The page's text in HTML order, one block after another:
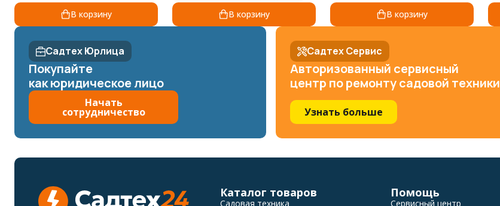
В корзину В корзину В корзину
Садтех Юрлица
Покупайте
как юридическое лицо
Начать
сотрудничество
Садтех Сервис
Авторизованный сервисный
центр по ремонту садовой техники
Узнать больше
Каталог товаров
Садовая техника
Помощь
Сервисный центр